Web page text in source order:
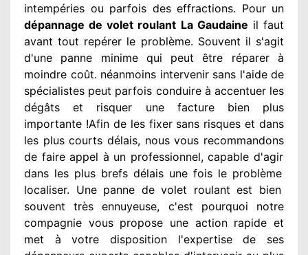
intempéries ou parfois des effractions. Pour un
dépannage de volet roulant La Gaudaine il faut
avant tout repérer le problème. Souvent il s'agit
d'une panne minime qui peut être réparerà
moindre coût. néanmoins intervenirsans l'aide de
spécialistes peut parfois conduire à accentuerles
dégâts et risquer une facture bien plus
importante !Afin de les fixersans risques et dans
les plus courts délais, nous vous recommandons
de faire appel à un professionnel, capable d'agir
dans les plus brefs délais une fois le problème
localiser. Une panne de volet roulant est bien
souvent très ennuyeuse, c'est pourquoi notre
compagnie vous propose une actionrapide et
met à votre disposition l'expertise de ses